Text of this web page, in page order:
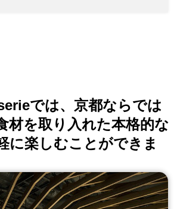
では、京都ならでは
材を取り入れた本格的な
に楽しむことができま